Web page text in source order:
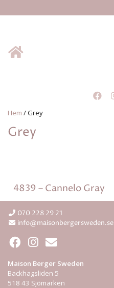
Hem /Grey
Grey
4839 – Cannelo Gray
070 228 29 21
info@maisonbergersweden.se
Maison Berger Sweden
Backhagsliden 5
518 43 Sjömarken